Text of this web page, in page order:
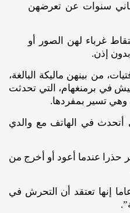
سنوات عن تعرضهن
غرباء لهن الصور أو
إذن.
من بينهن ماليكة البالغة،
19 عاما وتعيش في برمنغهام، التي تحدثت
تسير بمفردها.
أتحدث في الهاتف مع والدي
حذرا عندما أعود أو أخرج من
فتاة تبلغ من العمر 18 عاما إنها تعتقد أن التحرش في